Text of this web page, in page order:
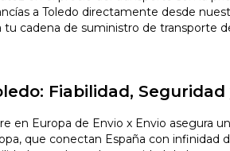
a Toledo directamente desde
cadena de suministro de transporte
Fiabilidad,
en Europa de Envio x Envio asegura
que conectan España con infinidad